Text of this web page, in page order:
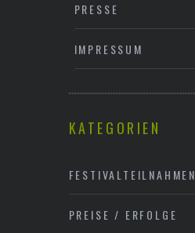
PRESSE
IMPRESSUM
KATEGORIEN
FESTIVALTEILNAHMEN
PREISE / ERFOLGE